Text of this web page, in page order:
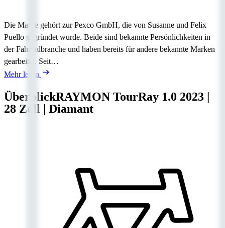
Die Marke gehört zur Pexco GmbH, die von Susanne und Felix
Puello gegründet wurde. Beide sind bekannte Persönlichkeiten in
der Fahrradbranche und haben bereits für andere bekannte Marken
gearbeitet. Seit…
Mehr lesen
ÜberblickRAYMON TourRay 1.0 2023 |
28 Zoll | Diamant